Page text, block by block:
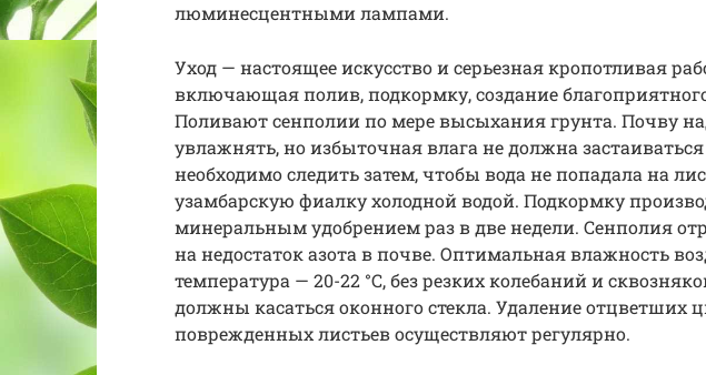
люминесцентными лампами.
Уход — настоящее искусство и серьезная кропотливая
включающая полив, подкормку, создание
Поливают сенполии по мере высыхания грунта. Почву
увлажнять, но избыточная влага не должна
необходимо следить затем, чтобы вода не попадала на
узамбарскую фиалку холодной водой. Подкормку
минеральным удобрением раз в две недели. Сенполия
на недостаток азота в почве. Оптимальная влажность
температура — 20-22 °С, без резких колебаний и
должны касаться оконного стекла. Удаление отцветших
поврежденных листьев осуществляют регулярно.